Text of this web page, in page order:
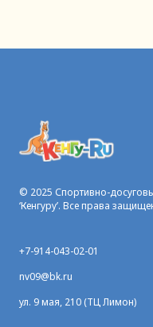
© 2025 Спортивно-
‘Кенгуру’. Все права
+7-914-043-02-01
nv09@bk.ru
ул. 9 мая, 210 (ТЦ Лимон)